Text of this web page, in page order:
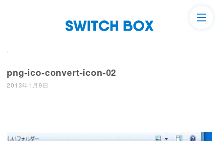
png-ico-convert-icon-02
2013年1月9日